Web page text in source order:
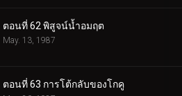
ตอนที่ 62 พิสูจน์น้ำอมฤต
May. 13, 1987
ตอนที่ 63 การโต้กลับของโกคู